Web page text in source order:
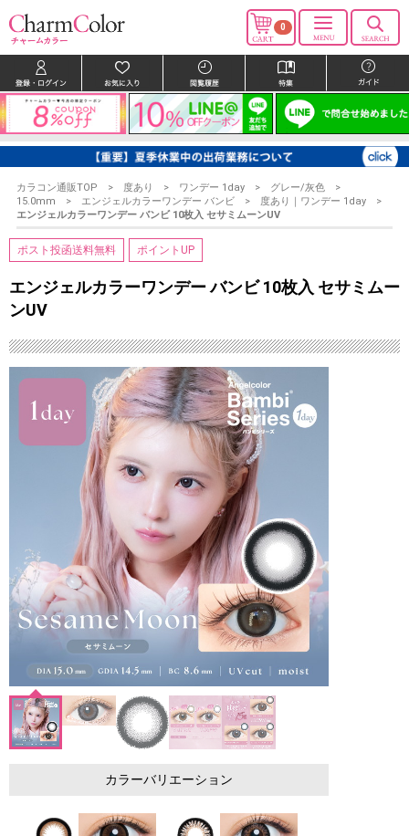
0
カラコン通販TOP 度あり ワンデー 1day
グレー/灰色
15.0mm
エンジェルカラーワンデー バンビ
度あり｜ワンデー 1day
エンジェルカラーワンデー バンビ 10枚入 セサミムーンUV
ポスト投函送料無料 ポイントUP
エンジェルカラーワンデー バンビ 10枚入 セサミムー
ンUV
カラーバリエーション